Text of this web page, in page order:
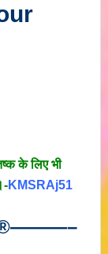
के लिए भी
KMSRAj51
———–